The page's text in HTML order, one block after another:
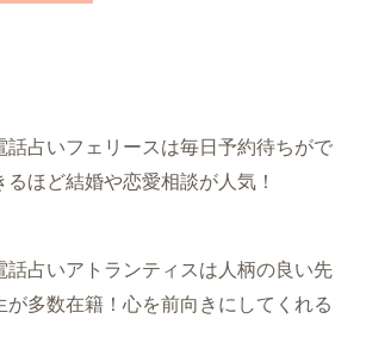
話占いフェリースは毎日予約待ちがで
るほど結婚や恋愛相談が人気！
話占いアトランティスは人柄の良い先
が多数在籍！心を前向きにしてくれる